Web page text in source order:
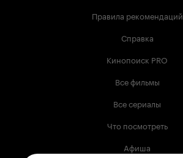
Правила рекомендаций
Справка
Кинопоиск PRO
Все фильмы
Все сериалы
Что посмотреть
Афиша